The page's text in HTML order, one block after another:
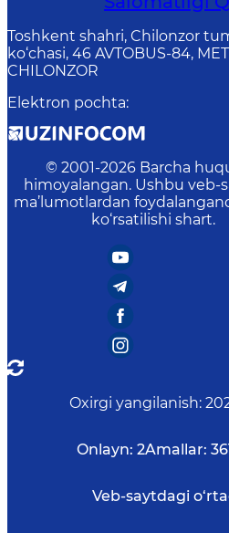
Toshkent shahri, Chilonzor
ko‘chasi, 46 AVTOBUS-84,
CHILONZOR
Elektron pochta:
© 2001-2026 Barcha
himoyalangan. Ushbu veb-
ma’lumotlardan
ko‘rsatilishi shart.
Oxirgi yangilanish:
Onlayn: 2Amallar:
Veb-saytdagi